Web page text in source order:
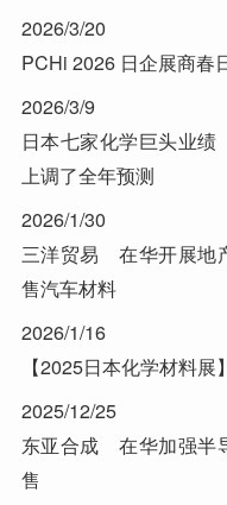
2026/3/20
PCHi 2026 日企展商春
2026/3/9
日本七家化学巨头业
上调了全年预测
2026/1/30
三洋贸易 在华开展地
售汽车材料
2026/1/16
【2025日本化学材料展
2025/12/25
东亚合成 在华加强半
售